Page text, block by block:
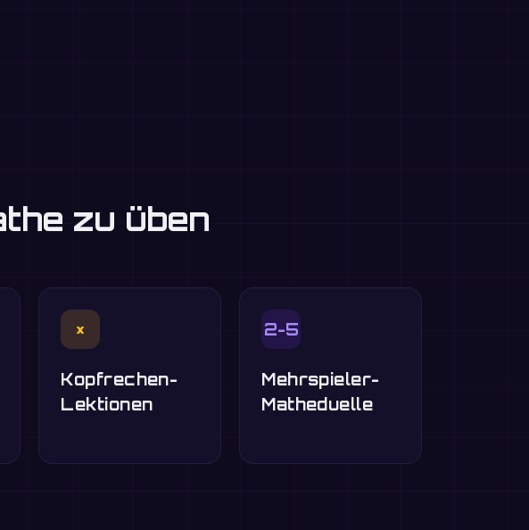
zu üben
×
Kopfrechen-
Lektionen
2-5
Mehrspieler-
Matheduelle